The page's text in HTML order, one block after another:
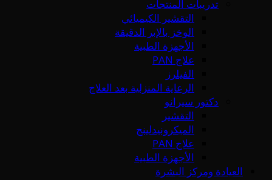
تدريبات المنتجات
التقشير الكيميائي
الوخز بالإبر الدقيقة
الأجهزة الطبية
علاج PAN
الفيلرز
الرعاية المنزلية بعد العلاج
دكتور سيرانو
التقشير
الميكرونيدلينج
علاج PAN
الأجهزة الطبية
العيادة ومركز البشرة